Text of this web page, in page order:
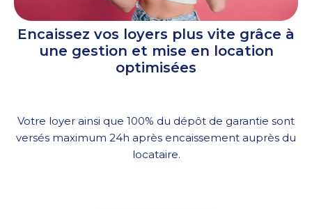
Encaissez vos loyers plus vite grâce à
une gestion et mise en location
optimisées
Votre loyer ainsi que 100% du dépôt de garantie sont
versés maximum 24h après encaissement auprès du
locataire.